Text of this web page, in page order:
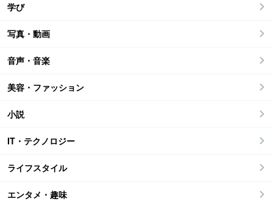
学び
写真・動画
音声・音楽
美容・ファッション
小説
IT・テクノロジー
ライフスタイル
エンタメ・趣味